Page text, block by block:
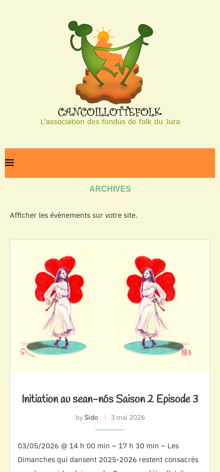
ARCHIVES
Afficher les évènements sur votre site.
Initiation au sean-nós Saison 2 Episode 3
bySido 3 mai 2026
03/05/2026 @ 14 h 00 min – 17 h 30 min – Les
Dimanches qui dansent 2025-2026 restent consacrés